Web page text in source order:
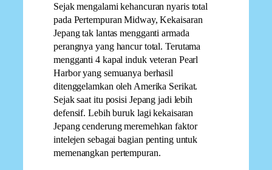
Sejak mengalami kehancuran nyaris total
pada Pertempuran Midway, Kekaisaran
Jepang tak lantas mengganti armada
perangnya yang hancur total. Terutama
mengganti 4 kapal induk veteran Pearl
Harbor yang semuanya berhasil
ditenggelamkan oleh Amerika Serikat.
Sejak saat itu posisi Jepang jadi lebih
defensif. Lebih buruk lagi kekaisaran
Jepang cenderung meremehkan faktor
intelejen sebagai bagian penting untuk
memenangkan pertempuran.